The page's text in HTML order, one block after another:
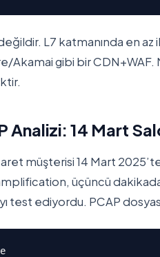
L7 katmanında en
gibi bir CDN+WAF.
14 Mart
müşterisi 14 Mart 2025’te
üçüncü
test ediyordu. PCAP